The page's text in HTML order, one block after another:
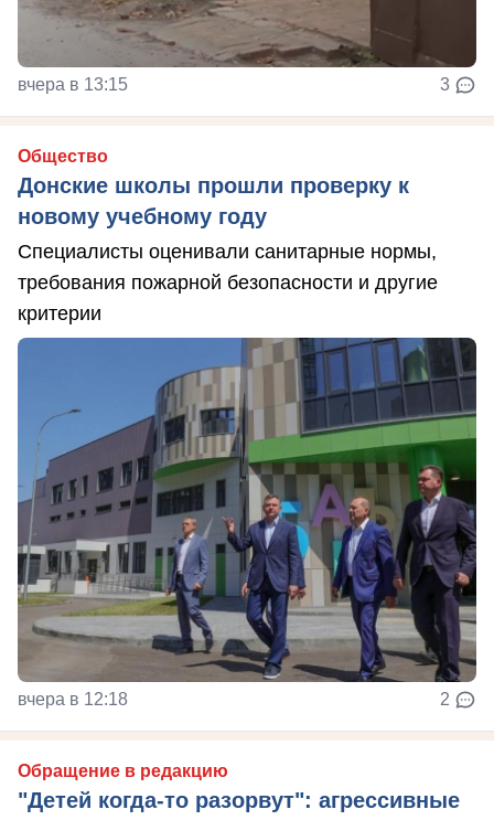
вчера в 13:15 3
Общество
Донские школы прошли проверку к
новому учебному году
Специалисты оценивали санитарные нормы,
требования пожарной безопасности и другие
критерии
вчера в 12:18 2
Обращение в редакцию
"Детей когда-то разорвут": агрессивные